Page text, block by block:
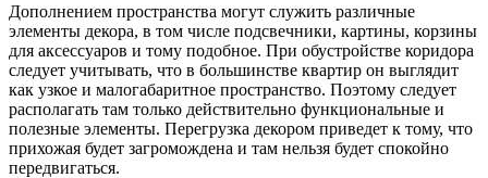
Дополнением пространства могут служить различные
элементы декора, в том числе подсвечники, картины, корзины
для аксессуаров и тому подобное. При обустройстве коридора
следует учитывать, что в большинстве квартир он выглядит
как узкое и малогабаритное пространство. Поэтому следует
располагать там только действительно функциональные и
полезные элементы. Перегрузка декором приведет к тому, что
прихожая будет загромождена и там нельзя будет спокойно
передвигаться.